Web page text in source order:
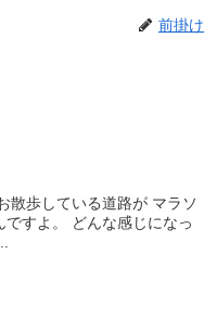
前掛け
散歩している道路が マラソ
すよ。 どんな感じになっ